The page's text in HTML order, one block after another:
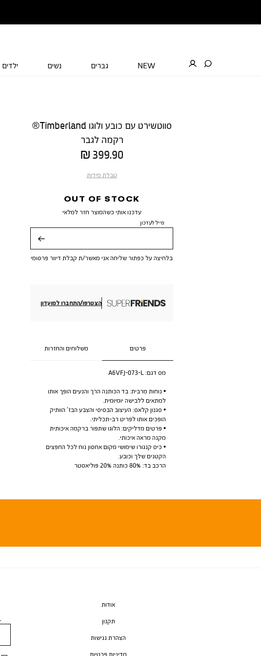
NEW גברים נשים ילדים
סווטשירט עם כובע ולוגו Timberland®
רקמה לגבר
מחיר
מוצר
399.90 ₪
טבלת מידות
OUT OF STOCK
עדכנו אותי כשהמוצר חזר למלאי
מייל לעדכון
בלחיצה על כפתור שליחה אני מאשר/ת קבלת דיוור פרסומי
הצטרפו/התחברו למועדון
פרטים משלוחים והחזרות
מס דגם: A6VFJ-073-L
• נוחות מרבית: בד הכותנה הרך והנעים הופך אותו
למתאים ללבישה יומיומית.
• סגנון קלאס: העיצוב הבסיסי והצבע הבז’ הוותיק
הופכים אותו לפריט רב-תכליתי.
• פרטים מדליקים: הלוגו שתפור ברקמה איכותית
מקנה מראה איכותי.
• כיס קנגורו שימושי מקום אחסון נוח לכל החפצים
הקטנים שלך וכובע.
הרכב בד: 80% כותנה 20% פוליאסטר
אודות
תקנון
הצהרת נגישות
מדיניות פרטיות